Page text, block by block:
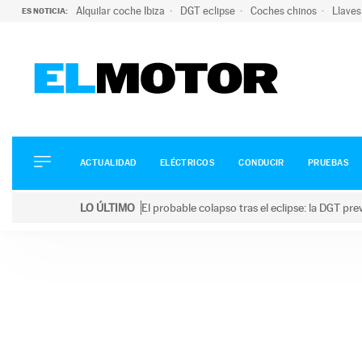
ES NOTICIA: Alquilar coche Ibiza DGT eclipse Coches chinos
ELÉCTRICOS
CONDUCIR
ACTUALIDAD ELÉCTRICOS CONDUCIR PRUEBAS
LO ÚLTIMO El probable colapso tras el eclipse: la DGT